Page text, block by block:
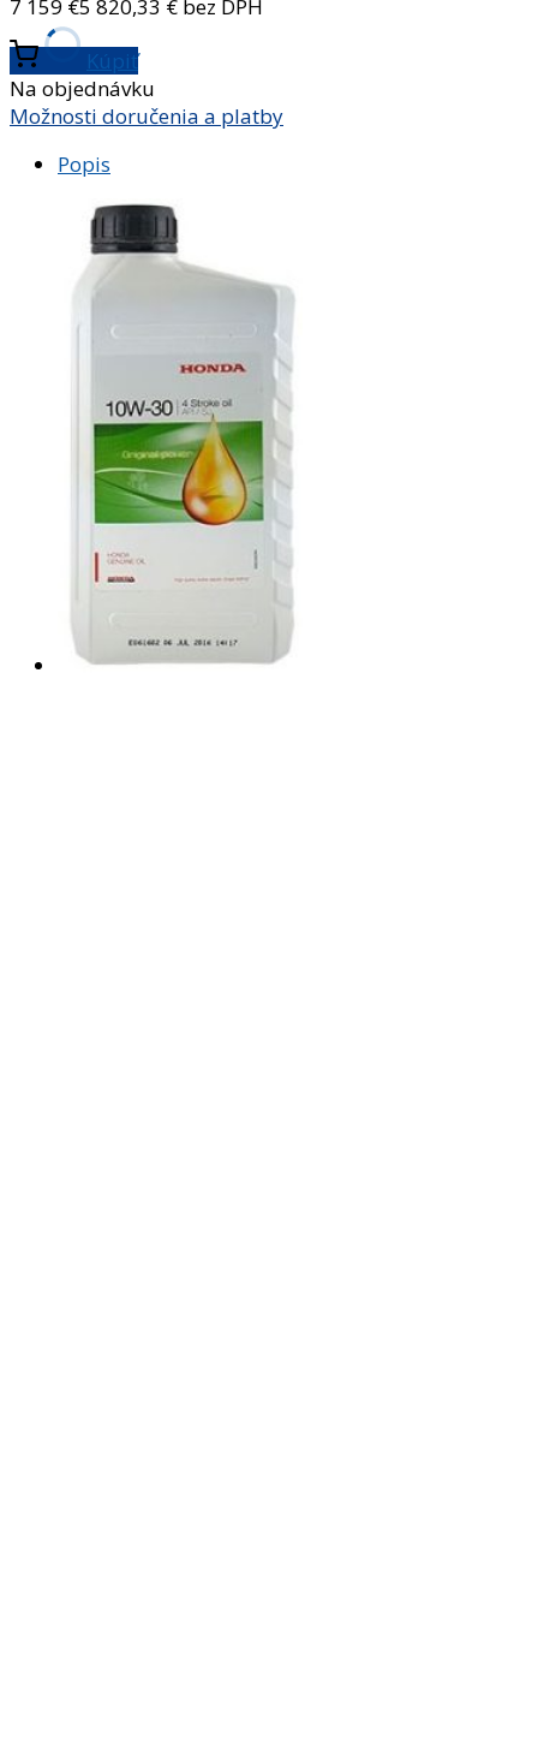
7 159 €5 820,33 € bez DPH
Kúpiť
Na objednávku
Možnosti doručenia a platby
Popis